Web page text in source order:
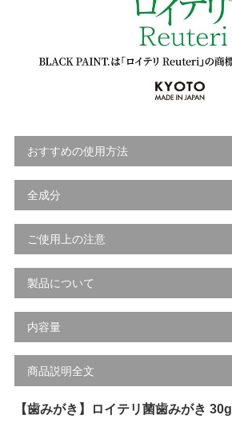
おすすめの使用方法
全成分
ご使用上の注意
製品について
内容量
商品説明全文
【歯みがき】ロイテリ菌歯みがき 30g